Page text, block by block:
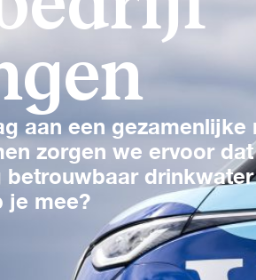
aan een gezamenlijke
zorgen we ervoor
je mee?